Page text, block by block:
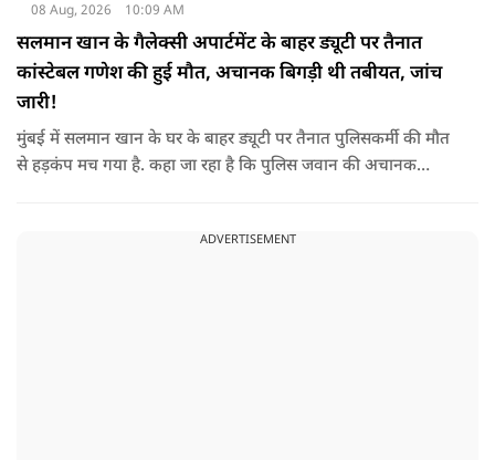
08 Aug, 2026 10:09 AM
सलमान खान के गैलेक्सी अपार्टमेंट के बाहर ड्यूटी पर तैनात
कांस्टेबल गणेश की हुई मौत, अचानक बिगड़ी थी तबीयत, जांच
जारी!
मुंबई में सलमान खान के घर के बाहर ड्यूटी पर तैनात पुलिसकर्मी की मौत
से हड़कंप मच गया है. कहा जा रहा है कि पुलिस जवान की अचानक
ADVERTISEMENT